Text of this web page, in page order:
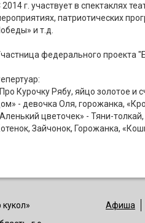
2014 г. участвует в спектаклях
патриотических
и т.д.
федерального проекта
Курочку Рябу, яйцо золотое и
- девочка Оля, горожанка,
цветочек» - Тяни-
Зайчонок, Горожанка,
Афиша